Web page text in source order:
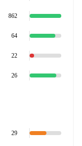
862
64
22
26
29